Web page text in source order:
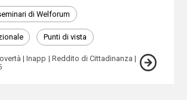
di Welforum
Punti di vista
Inapp
Reddito di Cittadinanza